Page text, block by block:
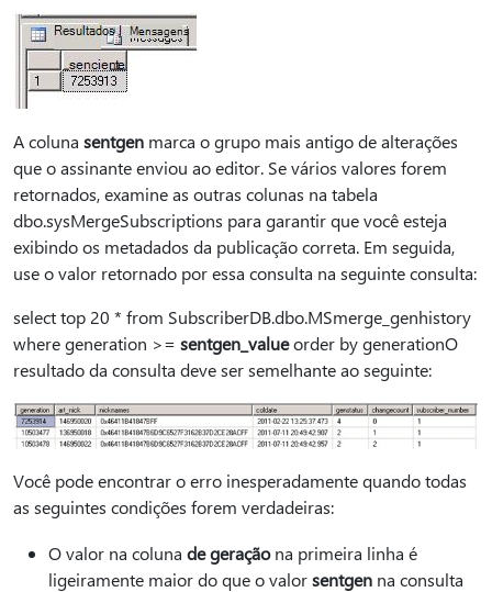
A coluna sentgen marca o grupo mais antigo de alterações
que o assinante enviou ao editor. Se vários valores forem
retornados, examine as outras colunas na tabela
dbo.sysMergeSubscriptions para garantir que você esteja
exibindo os metadados da publicação correta. Em seguida,
use o valor retornado por essa consulta na seguinte consulta:
select top 20 * from SubscriberDB.dbo.MSmerge_genhistory
where generation >= sentgen_valueorder by generationO
resultado da consulta deve ser semelhante ao seguinte:
Você pode encontrar o erro inesperadamente quando todas
as seguintes condições forem verdadeiras:
O valor na coluna de geraçãona primeira linha é
ligeiramente maior do que o valorsentgen na consulta